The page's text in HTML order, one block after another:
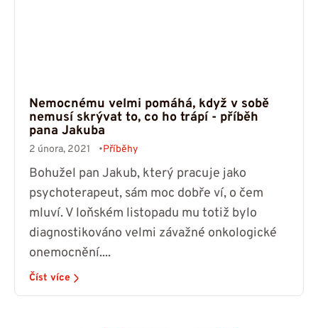
Nemocnému velmi pomáhá, když v sobě
nemusí skrývat to, co ho trápí - příběh
pana Jakuba
2 února, 2021 Příběhy
Bohužel pan Jakub, který pracuje jako
psychoterapeut, sám moc dobře ví, o čem
mluví. V loňském listopadu mu totiž bylo
diagnostikováno velmi závažné onkologické
onemocnění....
Číst více